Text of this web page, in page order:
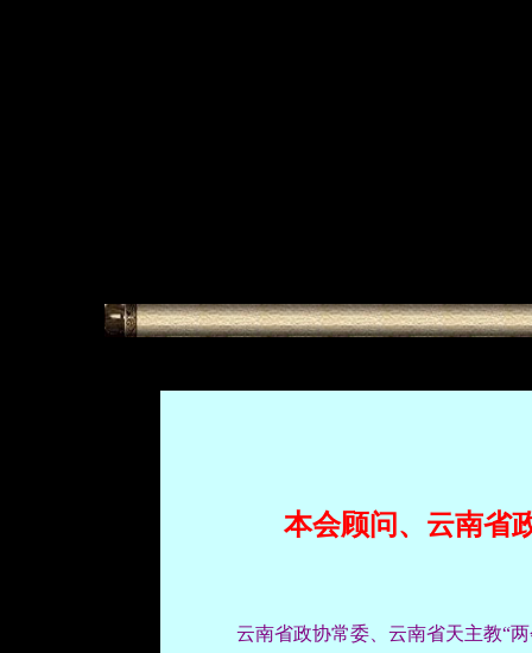
本会顾问、 云南省
云南省政协常委、云南省天主教“